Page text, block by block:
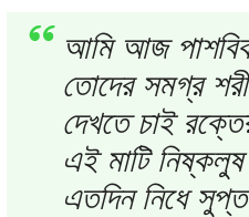
আমি আজ
তোদের সমগ্র
দেখতে চাই
এই মাটি
এতদিন নিধে